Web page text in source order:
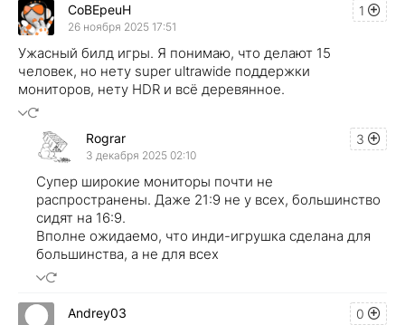
1
CoBEpeuH
26 ноября 2025 17:51
Ужасный билд игры. Я понимаю, что делают 15
человек, но нету super ultrawide поддержки
мониторов, нету HDR и всё деревянное.
3
Rograr
3 декабря 2025 02:10
Супер широкие мониторы почти не
распространены. Даже 21:9 не у всех, большинство
сидят на 16:9.
Вполне ожидаемо, что инди-игрушка сделана для
большинства, а не для всех
0
Andrey03